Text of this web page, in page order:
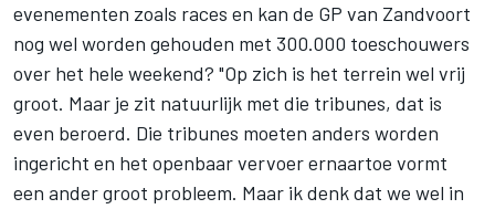
evenementen zoals races en kan de GP van Zandvoort
nog wel worden gehouden met 300.000 toeschouwers
over het hele weekend? "Op zich is het terrein wel vrij
groot. Maar je zit natuurlijk met die tribunes, dat is
even beroerd. Die tribunes moeten anders worden
ingericht en het openbaar vervoer ernaartoe vormt
een ander groot probleem. Maar ik denk dat we wel in